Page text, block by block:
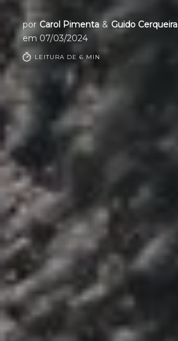
por Carol Pimenta & Guido Cerqueira
em 07/03/2024
LEITURA DE 6 MIN